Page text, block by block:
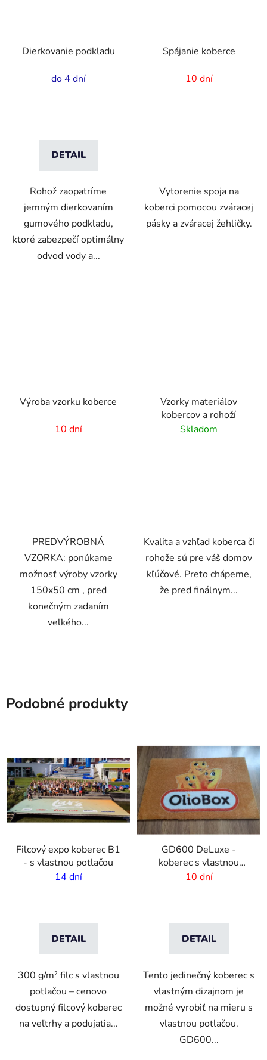
Dierkovanie podkladu
do 4 dní
DETAIL
Rohož zaopatríme
jemným dierkovaním
gumového podkladu,
ktoré zabezpečí optimálny
odvod vody a...
Spájanie koberce
10 dní
Vytorenie spoja na
koberci pomocou zváracej
pásky a zváracej žehličky.
Výroba vzorku koberce
10 dní
PREDVÝROBNÁ
VZORKA: ponúkame
možnosť výroby vzorky
150x50 cm , pred
konečným zadaním
veľkého...
Vzorky materiálov
kobercov a rohoží
Skladom
Kvalita a vzhľad koberca či
rohože sú pre váš domov
kľúčové. Preto chápeme,
že pred finálnym...
Podobné produkty
Filcový expo koberec B1
- s vlastnou potlačou
14 dní
DETAIL
300 g/m² filc s vlastnou
potlačou – cenovo
dostupný filcový koberec
na veľtrhy a podujatia...
GD600 DeLuxe -
koberec s vlastnou
potlačou
10 dní
DETAIL
Tento jedinečný koberec s
vlastným dizajnom je
možné vyrobiť na mieru s
vlastnou potlačou.
GD600...